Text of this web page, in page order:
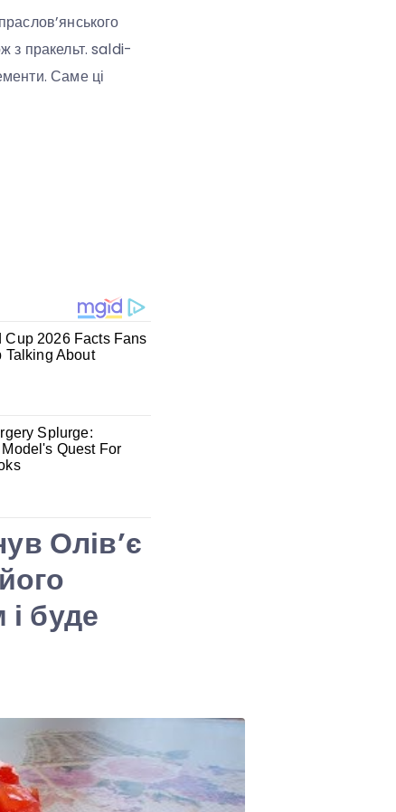
з пракельт. saldi-
Саме ці
Олів’є
буде